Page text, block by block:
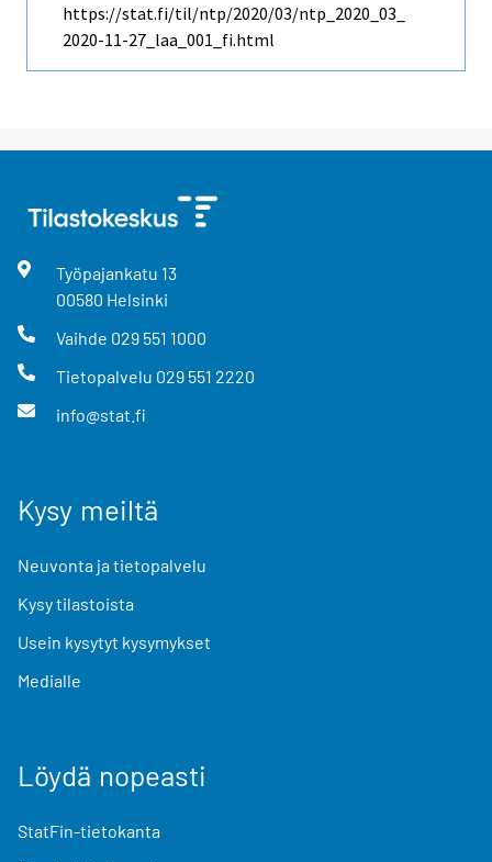
https://stat.fi/til/ntp/2020/03/ntp_2020_03_
2020-11-27_laa_001_fi.html
Työpajankatu 13
00580 Helsinki
Vaihde 029 551 1000
Tietopalvelu 029 551 2220
info@stat.fi
Kysy meiltä
Neuvonta ja tietopalvelu
Kysy tilastoista
Usein kysytyt kysymykset
Medialle
Löydä nopeasti
StatFin-tietokanta